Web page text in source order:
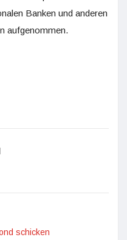
Banken und anderen
aufgenommen.
schicken